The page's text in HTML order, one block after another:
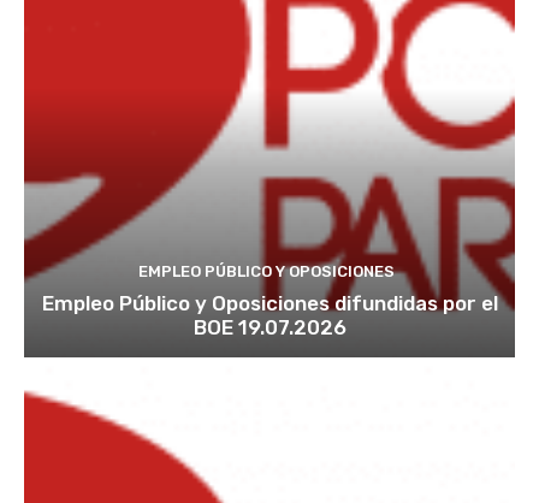
EMPLEO PÚBLICO Y OPOSICIONES
Empleo Público y Oposiciones difundidas por el
BOE 19.07.2026